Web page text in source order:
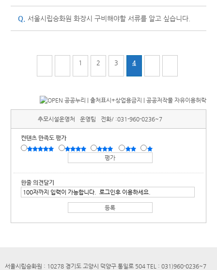
Q. 서울시립승화원 화장시 구비해야할 서류를 알고 싶습니다.
1 2 3 4
추모시설운영처 운영팀 전화/ :031-960-0236~7
컨텐츠 만족도 평가
한줄 의견달기
서울시립승화원 : 10278 경기도 고양시 덕양구 통일로 504 TEL : 031)960-0236~7